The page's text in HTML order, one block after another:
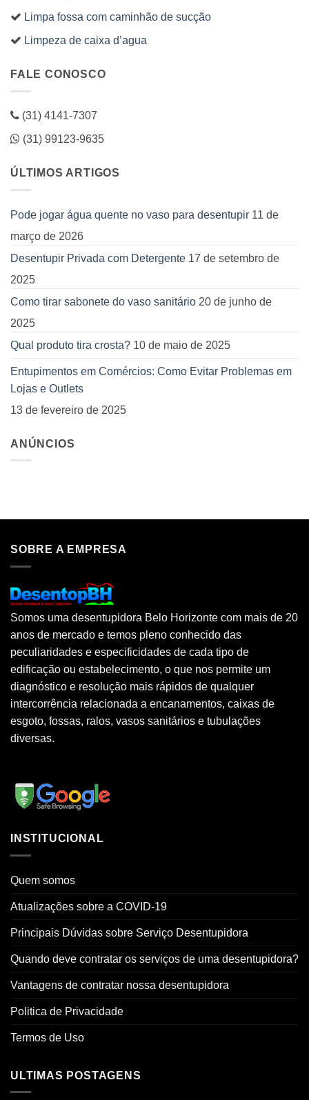
Limpa fossa com caminhão de sucção
Limpeza de caixa d’agua
FALE CONOSCO
(31) 4141-7307
(31) 99123-9635
ÚLTIMOS ARTIGOS
Pode jogar água quente no vaso para desentupir 11 de
março de 2026
Desentupir Privada com Detergente 17 de setembro de
2025
Como tirar sabonete do vaso sanitário 20 de junho de
2025
Qual produto tira crosta? 10 de maio de 2025
Entupimentos em Comércios: Como Evitar Problemas em
Lojas e Outlets
13 de fevereiro de 2025
ANÚNCIOS
SOBRE A EMPRESA
Somos uma desentupidora Belo Horizonte com mais de 20
anos de mercado e temos pleno conhecido das
peculiaridades e especificidades de cada tipo de
edificação ou estabelecimento, o que nos permite um
diagnóstico e resolução mais rápidos de qualquer
intercorrência relacionada a encanamentos, caixas de
esgoto, fossas, ralos, vasos sanitários e tubulações
diversas.
INSTITUCIONAL
Quem somos
Atualizações sobre a COVID-19
Principais Dúvidas sobre Serviço Desentupidora
Quando deve contratar os serviços de uma desentupidora?
Vantagens de contratar nossa desentupidora
Politica de Privacidade
Termos de Uso
ULTIMAS POSTAGENS